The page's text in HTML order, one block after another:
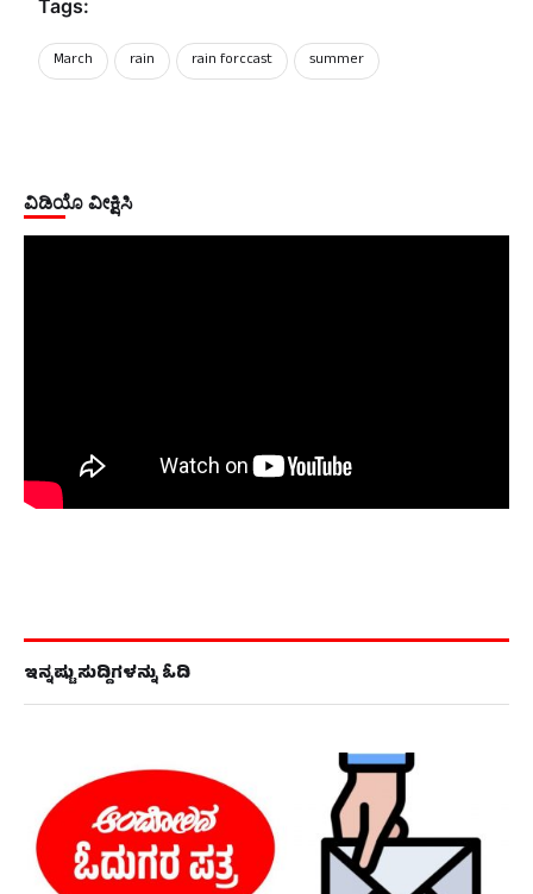
Tags:
March rain rain forccast summer
ವಿಡಿಯೊ ವೀಕ್ಷಿಸಿ
ಇನ್ನಷ್ಟು ಸುದ್ದಿಗಳನ್ನು ಓದಿ